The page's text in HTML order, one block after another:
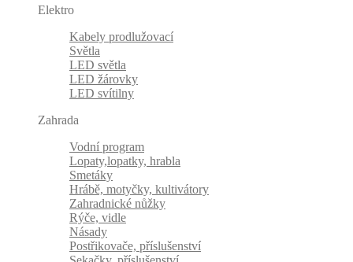
Elektro
Kabely prodlužovací
Světla
LED světla
LED žárovky
LED svítilny
Zahrada
Vodní program
Lopaty,lopatky, hrabla
Smetáky
Hrábě, motyčky, kultivátory
Zahradnické nůžky
Rýče, vidle
Násady
Postřikovače, příslušenství